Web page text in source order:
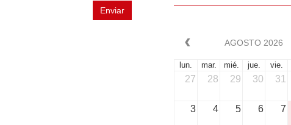
Enviar
AGOSTO 2026
lun. mar. mié. jue. vie.
27 28 29 30 31
3 4 5 6 7